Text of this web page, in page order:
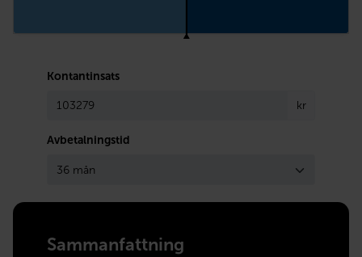
Kontantinsats
kr
Avbetalningstid
Sammanfattning